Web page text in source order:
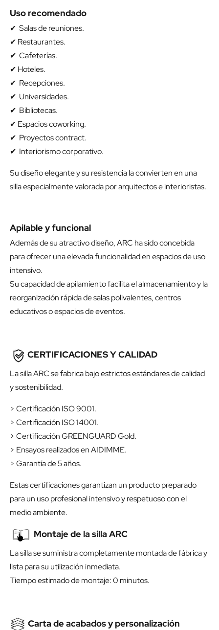
Uso recomendado
✔ Salas de reuniones.
✔ Restaurantes.
✔ Cafeterías.
✔ Hoteles.
✔ Recepciones.
✔ Universidades.
✔ Bibliotecas.
✔ Espacios coworking.
✔ Proyectos contract.
✔ Interiorismo corporativo.
Su diseño elegante y su resistencia la convierten en una
silla especialmente valorada por arquitectos e interioristas.
Apilable y funcional
Además de su atractivo diseño, ARC ha sido concebida
para ofrecer una elevada funcionalidad en espacios de uso
intensivo.
Su capacidad de apilamiento facilita el almacenamiento y la
reorganización rápida de salas polivalentes, centros
educativos o espacios de eventos.
CERTIFICACIONES Y CALIDAD
La silla ARC se fabrica bajo estrictos estándares de calidad
y sostenibilidad.
> Certificación ISO 9001.
> Certificación ISO 14001.
> Certificación GREENGUARD Gold.
> Ensayos realizados en AIDIMME.
> Garantía de 5 años.
Estas certificaciones garantizan un producto preparado
para un uso profesional intensivo y respetuoso con el
medio ambiente.
Montaje de la silla ARC
La silla se suministra completamente montada de fábrica y
lista para su utilización inmediata.
Tiempo estimado de montaje: 0 minutos.
Carta de acabados y personalización